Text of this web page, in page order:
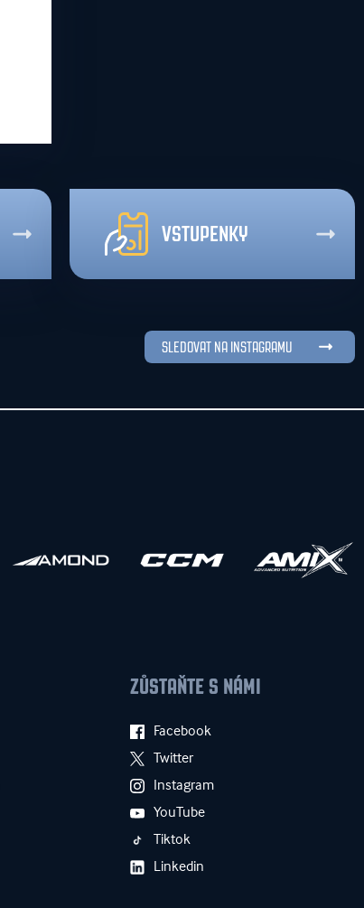
VSTUPENKY
SLEDOVAT NA INSTAGRAMU
ZŮSTAŇTE S NÁMI
Facebook
Twitter
Instagram
YouTube
Tiktok
Linkedin